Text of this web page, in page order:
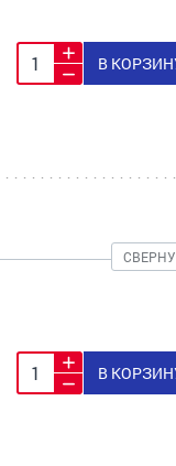
В
В